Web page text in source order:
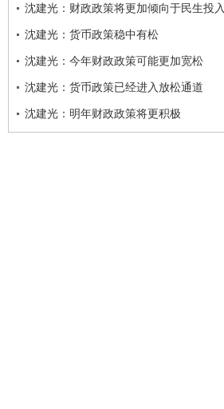
沈建光：财政政策将更加倾向于民生投入
沈建光：货币政策稳中有松
沈建光：今年财政政策可能更加宽松
沈建光：货币政策已经进入放松通道
沈建光：明年财政政策将更积极